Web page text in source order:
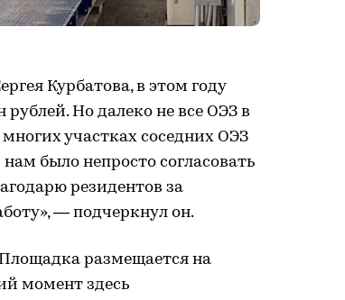
Курбатова, в этом году
рублей. Но далеко не все ОЭЗ в
участках соседних ОЭЗ
было непросто согласовать
резидентов за
— подчеркнул он.
Площадка размещается на
момент здесь